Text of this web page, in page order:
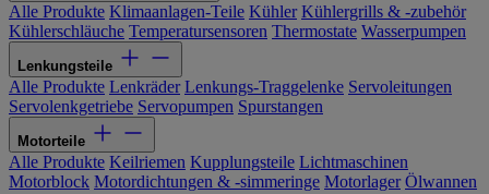
Alle Produkte Klimaanlagen-Teile Kühler Kühlergrills & -zubehör
Kühlerschläuche Temperatursensoren Thermostate Wasserpumpen
Lenkungsteile
Alle Produkte Lenkräder Lenkungs-Traggelenke Servoleitungen
Servolenkgetriebe Servopumpen Spurstangen
Motorteile
Alle Produkte Keilriemen Kupplungsteile Lichtmaschinen
Motorblock Motordichtungen & -simmeringe Motorlager Ölwannen